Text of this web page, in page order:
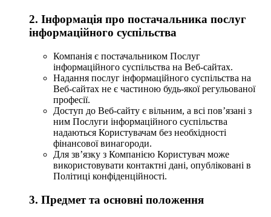
2. Інформація про постачальника послуг
інформаційного суспільства
Компанія є постачальником Послуг
інформаційного суспільства на Веб-сайтах.
Надання послуг інформаційного суспільства на
Веб-сайтах не є частиною будь-якої регульованої
професії.
Доступ до Веб-сайту є вільним, а всі пов’язані з
ним Послуги інформаційного суспільства
надаються Користувачам без необхідності
фінансової винагороди.
Для зв’язку з Компанією Користувач може
використовувати контактні дані, опубліковані в
Політиці конфіденційності.
3. Предмет та основні положення